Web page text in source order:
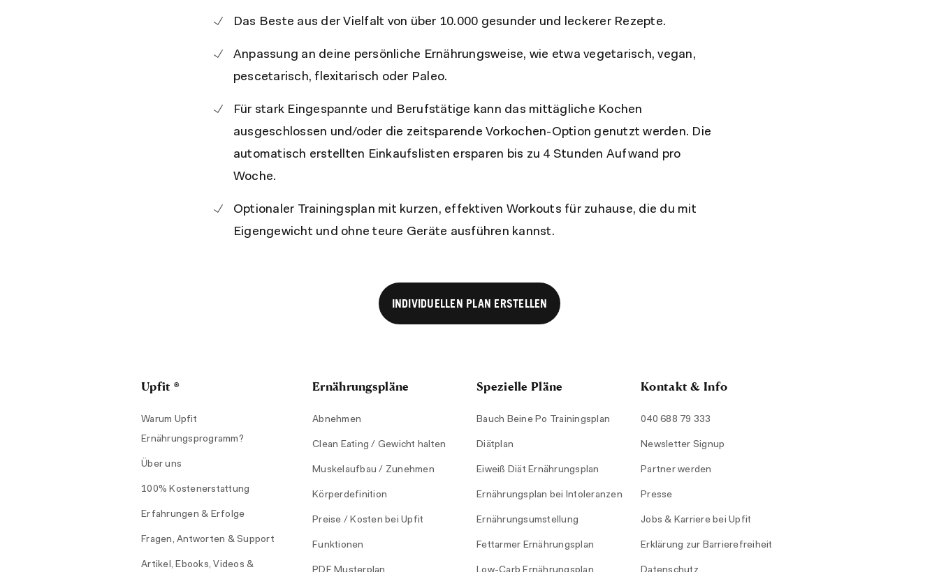
Das Beste aus der Vielfalt von über 10.000 gesunder und leckerer Rezepte.
Anpassung an deine persönliche Ernährungsweise, wie etwa vegetarisch, vegan,
pescetarisch, flexitarisch oder Paleo.
Für stark Eingespannte und Berufstätige kann das mittägliche Kochen
ausgeschlossen und/oder die zeitsparende Vorkochen-Option genutzt werden. Die
automatisch erstellten Einkaufslisten ersparen bis zu 4 Stunden Aufwand pro
Woche.
Optionaler Trainingsplan mit kurzen, effektiven Workouts für zuhause, die du mit
Eigengewicht und ohne teure Geräte ausführen kannst.
INDIVIDUELLEN PLAN ERSTELLEN
Upfit ®
Warum Upfit
Ernährungsprogramm?
Über uns
100% Kostenerstattung
Erfahrungen & Erfolge
Fragen, Antworten & Support
Artikel, Ebooks, Videos &
Ernährungspläne
Abnehmen
Clean Eating / Gewicht halten
Muskelaufbau / Zunehmen
Körperdefinition
Preise / Kosten bei Upfit
Funktionen
Spezielle Pläne
Bauch Beine Po Trainingsplan
Diätplan
Eiweiß Diät Ernährungsplan
Ernährungsplan bei Intoleranzen
Ernährungsumstellung
Fettarmer Ernährungsplan
Kontakt & Info
040 688 79 333
Newsletter Signup
Partner werden
Presse
Jobs & Karriere bei Upfit
Erklärung zur Barrierefreiheit